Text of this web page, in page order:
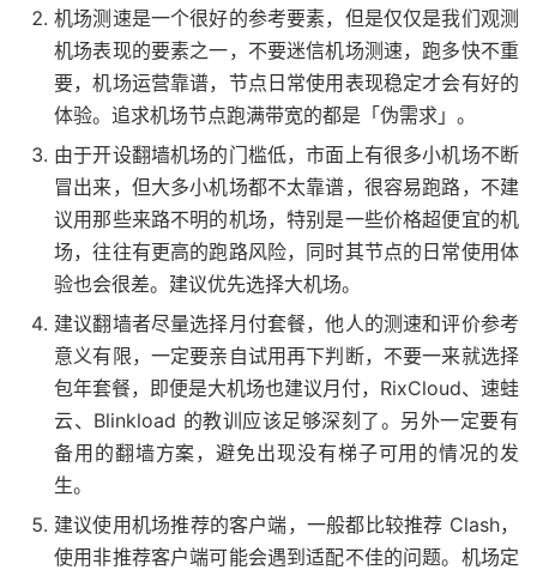
机场测速是一个很好的参考要素，但是仅仅是我们观测
机场表现的要素之一，不要迷信机场测速，跑多快不重
要，机场运营靠谱，节点日常使用表现稳定才会有好的
体验。追求机场节点跑满带宽的都是「伪需求」。
由于开设翻墙机场的门槛低，市面上有很多小机场不断
冒出来，但大多小机场都不太靠谱，很容易跑路，不建
议用那些来路不明的机场，特别是一些价格超便宜的机
场，往往有更高的跑路风险，同时其节点的日常使用体
验也会很差。建议优先选择大机场。
建议翻墙者尽量选择月付套餐，他人的测速和评价参考
意义有限，一定要亲自试用再下判断，不要一来就选择
包年套餐，即便是大机场也建议月付，RixCloud、速蛙
云、Blinkload 的教训应该足够深刻了。另外一定要有
备用的翻墙方案，避免出现没有梯子可用的情况的发
生。
建议使用机场推荐的客户端，一般都比较推荐 Clash，
使用非推荐客户端可能会遇到适配不佳的问题。机场定